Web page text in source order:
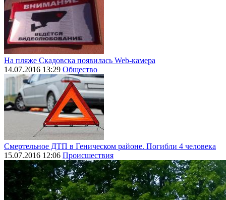
На пляже Скадовска появилась Web-камера
14.07.2016 13:29 Общество
Смертельное ДТП в Геническом районе. Погибли 4 человека
15.07.2016 12:06 Происшествия